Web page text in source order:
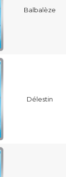
Balbalèze
Délestin